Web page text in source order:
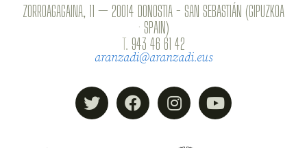
ZORROAGAGAINA, 11 — 20014 DONOSTIA - SAN SEBASTIÁN (GIPUZKOA
· SPAIN)
T. 943 46 61 42
aranzadi@aranzadi.eus